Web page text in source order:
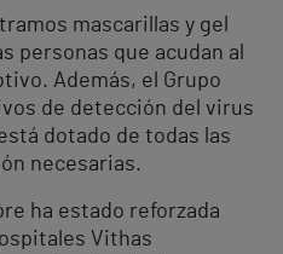
mascarillas y gel
personas que acudan al
Además, el Grupo
de detección del virus
dotado de todas las
necesarias.
ha estado reforzada
Vithas